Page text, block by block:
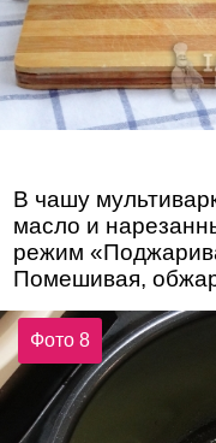
В чашу
масло и
режим
Помешивая,
Фото 8